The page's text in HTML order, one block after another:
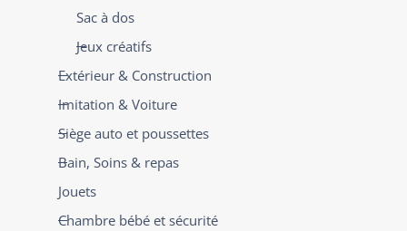
Sac à dos
Jeux créatifs
Extérieur & Construction
Imitation & Voiture
Siège auto et poussettes
Bain, Soins & repas
Jouets
Chambre bébé et sécurité